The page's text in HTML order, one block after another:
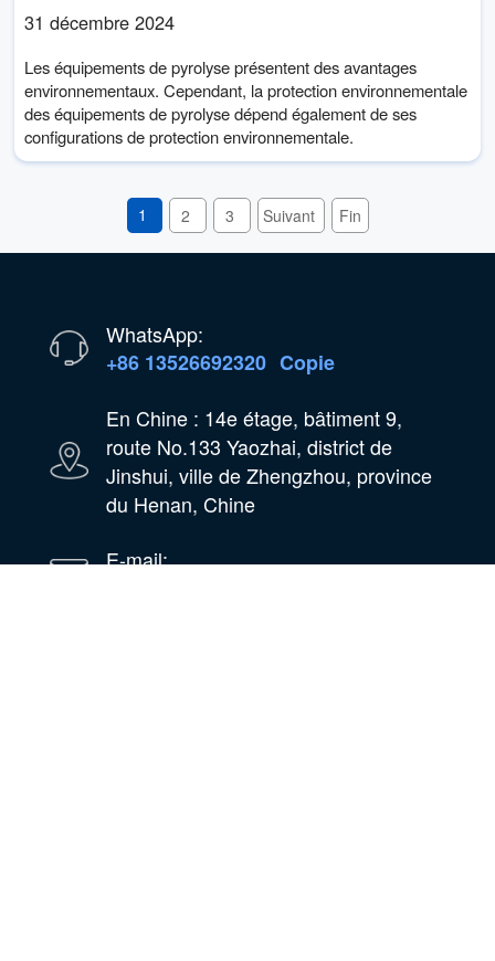
31 décembre 2024
Les équipements de pyrolyse présentent des avantages
environnementaux. Cependant, la protection environnementale
des équipements de pyrolyse dépend également de ses
configurations de protection environnementale.
1 2 3 Suivant Fin
WhatsApp:
+86 13526692320 Copie
En Chine : 14e étage, bâtiment 9,
route No.133 Yaozhai, district de
Jinshui, ville de Zhengzhou, province
du Henan, Chine
E-mail: